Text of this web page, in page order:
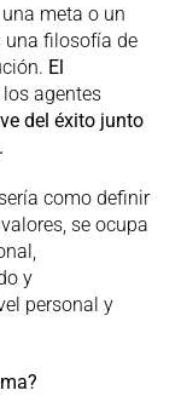
meta o un
una filosofía de
El
agentes
del éxito junto
como definir
se ocupa
y
personal y